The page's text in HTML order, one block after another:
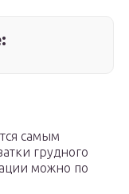
самым
грудного
можно по